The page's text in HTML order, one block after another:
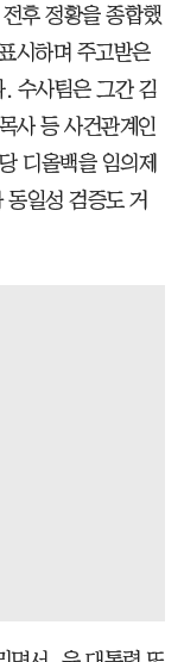
후 정황을 종합했
시하며 주고받은
. 수사팀은 그간 김
사 등 사건관계인
디올백을 임의제
일성 검증도 거